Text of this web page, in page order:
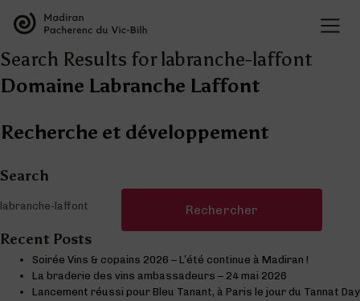
Search Results for labranche-laffont
Domaine Labranche Laffont
Recherche et développement
Search
Rechercher :
Recent Posts
Soirée Vins & copains 2026 – L’été continue à Madiran !
La braderie des vins ambassadeurs – 24 mai 2026
Lancement réussi pour Bleu Tanant, à Paris le jour du Tannat Day